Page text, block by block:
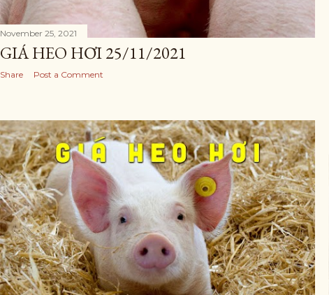
November 25, 2021
GIÁ HEO HƠI 25/11/2021
Share Post a Comment